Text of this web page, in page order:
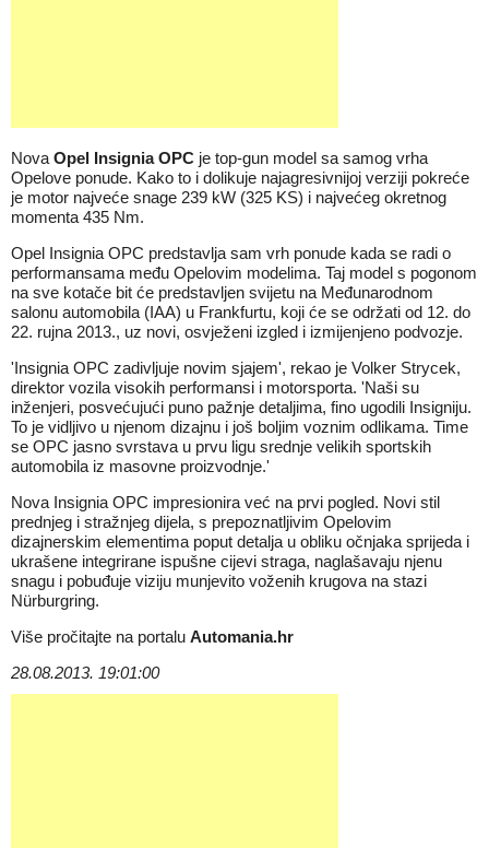
Nova Opel Insignia OPC je top-gun model sa samog vrha
Opelove ponude. Kako to i dolikuje najagresivnijoj verziji pokreće
je motor najveće snage 239 kW (325 KS) i najvećeg okretnog
momenta 435 Nm.
Opel Insignia OPC predstavlja sam vrh ponude kada se radi o
performansama među Opelovim modelima. Taj model s pogonom
na sve kotače bit će predstavljen svijetu na Međunarodnom
salonu automobila (IAA) u Frankfurtu, koji će se održati od 12. do
22. rujna 2013., uz novi, osvježeni izgled i izmijenjeno podvozje.
'Insignia OPC zadivljuje novim sjajem', rekao je Volker Strycek,
direktor vozila visokih performansi i motorsporta. 'Naši su
inženjeri, posvećujući puno pažnje detaljima, fino ugodili Insigniju.
To je vidljivo u njenom dizajnu i još boljim voznim odlikama. Time
se OPC jasno svrstava u prvu ligu srednje velikih sportskih
automobila iz masovne proizvodnje.'
Nova Insignia OPC impresionira već na prvi pogled. Novi stil
prednjeg i stražnjeg dijela, s prepoznatljivim Opelovim
dizajnerskim elementima poput detalja u obliku očnjaka sprijeda i
ukrašene integrirane ispušne cijevi straga, naglašavaju njenu
snagu i pobuđuje viziju munjevito voženih krugova na stazi
Nürburgring.
Više pročitajte na portalu Automania.hr
28.08.2013. 19:01:00